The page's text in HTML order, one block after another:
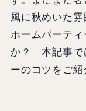
風に秋めいた
ホームパーテ
か？ 本記事で
ーのコツをご紹